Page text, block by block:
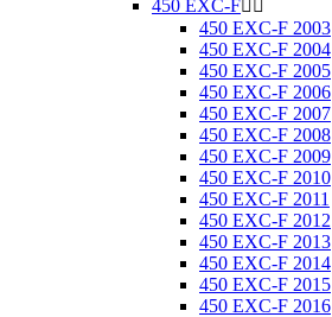
450 EXC-F 
450 EXC-F 2003
450 EXC-F 2004
450 EXC-F 2005
450 EXC-F 2006
450 EXC-F 2007
450 EXC-F 2008
450 EXC-F 2009
450 EXC-F 2010
450 EXC-F 2011
450 EXC-F 2012
450 EXC-F 2013
450 EXC-F 2014
450 EXC-F 2015
450 EXC-F 2016